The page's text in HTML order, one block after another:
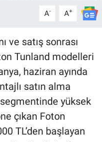
A- A+
ve satış sonrası
Tunland modelleri
haziran ayında
satın alma
yüksek
çıkan Foton
TL’den başlayan